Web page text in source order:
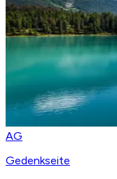
AG
Gedenkseite